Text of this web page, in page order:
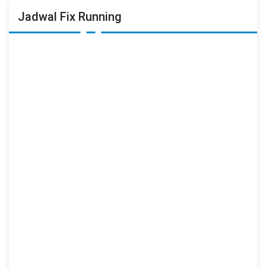
Jadwal Fix Running